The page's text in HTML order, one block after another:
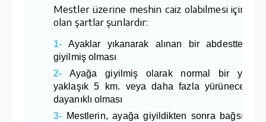
Mestler üzerine meshin caiz olabilmesi için
olan şartlar şunlardır:
1- Ayaklar yıkanarak alınan bir abdestten
giyilmiş olması
2- Ayağa giyilmiş olarak normal bir
yaklaşık 5 km. veya daha fazla yürünecek
dayanıklı olması
3- Mestlerin, ayağa giyildikten sonra bağsız